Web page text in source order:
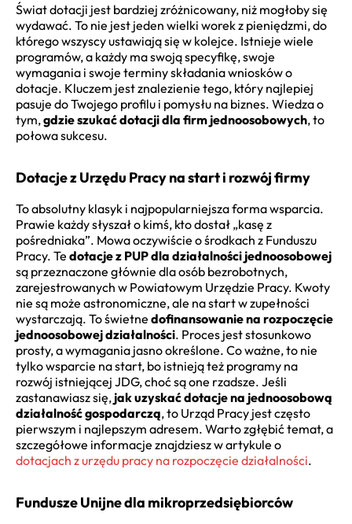
Świat dotacji jest bardziej zróżnicowany, niż mogłoby się
wydawać. To nie jest jeden wielki worek z pieniędzmi, do
którego wszyscy ustawiają się w kolejce. Istnieje wiele
programów, a każdy ma swoją specyfikę, swoje
wymagania i swoje terminy składania wniosków o
dotacje. Kluczem jest znalezienie tego, który najlepiej
pasuje do Twojego profilu i pomysłu na biznes. Wiedza o
tym,gdzie szukać dotacji dla firm jednoosobowych, to
połowa sukcesu.
Dotacje z Urzędu Pracy na start i rozwój firmy
To absolutny klasyk i najpopularniejsza forma wsparcia.
Prawie każdy słyszał o kimś, kto dostał „kasę z
pośredniaka”. Mowa oczywiście o środkach z Funduszu
Pracy. Te dotacje z PUP dla działalności jednoosobowej
są przeznaczone głównie dla osób bezrobotnych,
zarejestrowanych w Powiatowym Urzędzie Pracy. Kwoty
nie są może astronomiczne, ale na start w zupełności
wystarczają. To świetne dofinansowanie na rozpoczęcie
jednoosobowej działalności. Proces jest stosunkowo
prosty, a wymagania jasno określone. Co ważne, to nie
tylko wsparcie na start, bo istnieją też programy na
rozwój istniejącej JDG, choć są one rzadsze. Jeśli
zastanawiasz się, jak uzyskać dotacje na jednoosobową
działalność gospodarczą, to Urząd Pracy jest często
pierwszym i najlepszym adresem. Warto zgłębić temat, a
szczegółowe informacje znajdziesz w artykule o
dotacjach z urzędu pracy na rozpoczęcie działalności.
Fundusze Unijne dla mikroprzedsiębiorców